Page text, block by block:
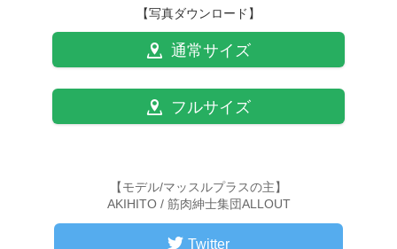
【写真ダウンロード】
通常サイズ
フルサイズ
【モデル/マッスルプラスの主】
AKIHITO / 筋肉紳士集団ALLOUT
Twitter